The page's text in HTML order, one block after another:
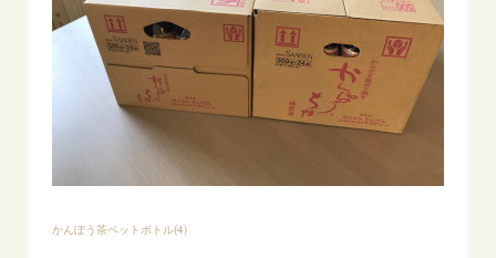
かんぽう茶ペットボトル(4)